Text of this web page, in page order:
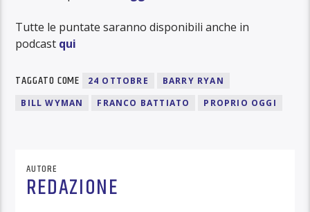
Tutte le puntate saranno disponibili anche in
podcast qui
TAGGATO COME 24 OTTOBRE
BARRY RYAN
BILL WYMAN
FRANCO BATTIATO PROPRIO OGGI
AUTORE
REDAZIONE